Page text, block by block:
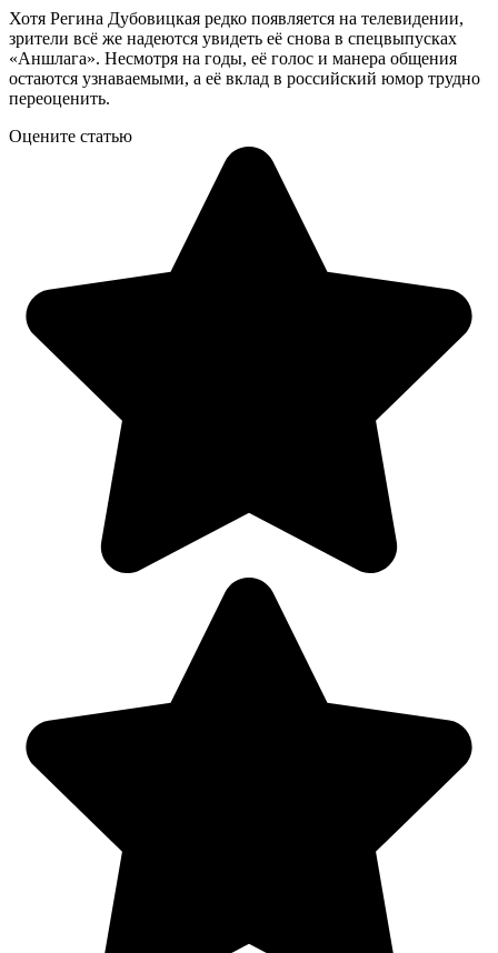
Хотя Регина Дубовицкая редко появляется на телевидении,
зрители всё же надеются увидеть её снова в спецвыпусках
«Аншлага». Несмотря на годы, её голос и манера общения
остаются узнаваемыми, а её вклад в российский юмор трудно
переоценить.
Оцените статью